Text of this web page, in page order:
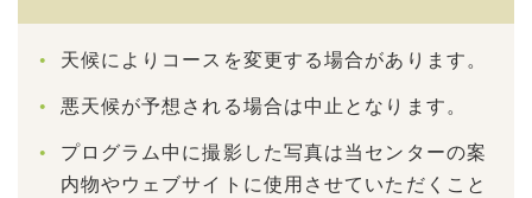
天候によりコースを変更する場合があります。
悪天候が予想される場合は中止となります。
プログラム中に撮影した写真は当センターの案
内物やウェブサイトに使用させていただくこと